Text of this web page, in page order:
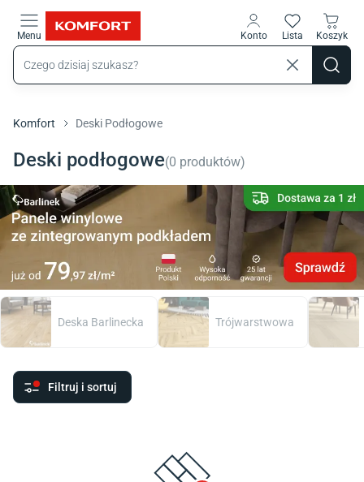
Menu Konto Lista Koszyk
Komfort Deski Podłogowe
Deski podłogowe(0 produktów)
Deska Barlinecka Trójwarstwowa
Filtruj i sortuj